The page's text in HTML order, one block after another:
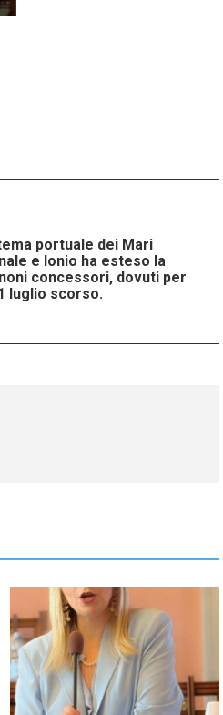
portuale dei Mari
e Ionio ha esteso la
concessori, dovuti per
luglio scorso.